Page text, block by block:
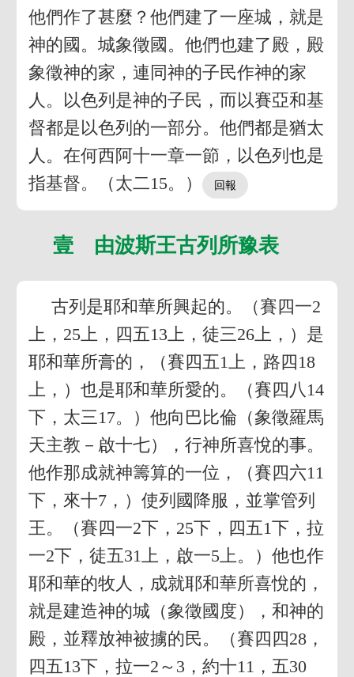
他們作了甚麼？他們建了一座城，就是
神的國。城象徵國。他們也建了殿，殿
象徵神的家，連同神的子民作神的家
人。以色列是神的子民，而以賽亞和基
督都是以色列的一部分。他們都是猶太
人。在何西阿十一章一節，以色列也是
指基督。（太二15。）
壹 由波斯王古列所豫表
古列是耶和華所興起的。（賽四一2
上，25上，四五13上，徒三26上，）是
耶和華所膏的，（賽四五1上，路四18
上，）也是耶和華所愛的。（賽四八14
下，太三17。）他向巴比倫（象徵羅馬
天主教－啟十七），行神所喜悅的事。
他作那成就神籌算的一位，（賽四六11
下，來十7，）使列國降服，並掌管列
王。（賽四一2下，25下，四五1下，拉
一2下，徒五31上，啟一5上。）他也作
耶和華的牧人，成就耶和華所喜悅的，
就是建造神的城（象徵國度），和神的
殿，並釋放神被擄的民。（賽四四28，
四五13下，拉一2～3，約十11，五30